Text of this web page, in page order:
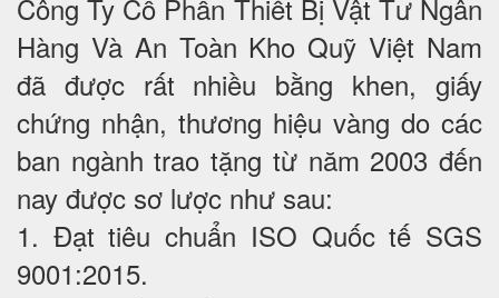
Công Ty Cổ Phần Thiết Bị Vật Tư Ngân
Hàng Và An Toàn Kho Quỹ Việt Nam
đã được rất nhiều bằng khen, giấy
chứng nhận, thương hiệu vàng do các
ban ngành trao tặng từ năm 2003 đến
nay được sơ lược như sau:
1. Đạt tiêu chuẩn ISO Quốc tế SGS
9001:2015.